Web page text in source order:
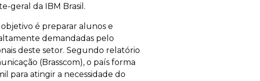
geral da IBM Brasil.
é preparar alunos e
demandadas pelo
deste setor. Segundo relatório
(Brasscom), o país forma
para atingir a necessidade do